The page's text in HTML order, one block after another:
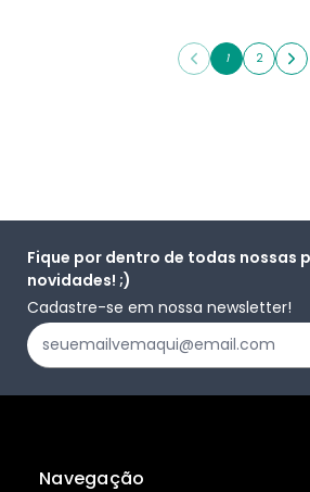
1 2
Fique por dentro de todas nossas
novidades! ;)
Cadastre-se em nossa newsletter!
Navegação